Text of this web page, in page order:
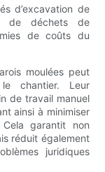
d’excavation de
de déchets de
de coûts du
moulées peut
chantier. Leur
de travail manuel
ainsi à minimiser
garantit non
réduit également
juridiques